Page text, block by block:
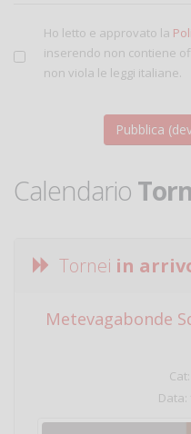
Ho letto e approvato la
inserendo non contiene
non viola le leggi italiane.
Calendario
Tornei in
Metevagabonde
Cat:
Data: